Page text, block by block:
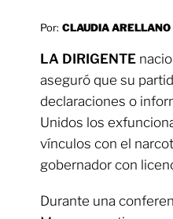
Por: CLAUDIA ARELLANO
LA DIRIGENTE
aseguró que su
declaraciones o
Unidos los
vínculos con el
gobernador con
Durante una